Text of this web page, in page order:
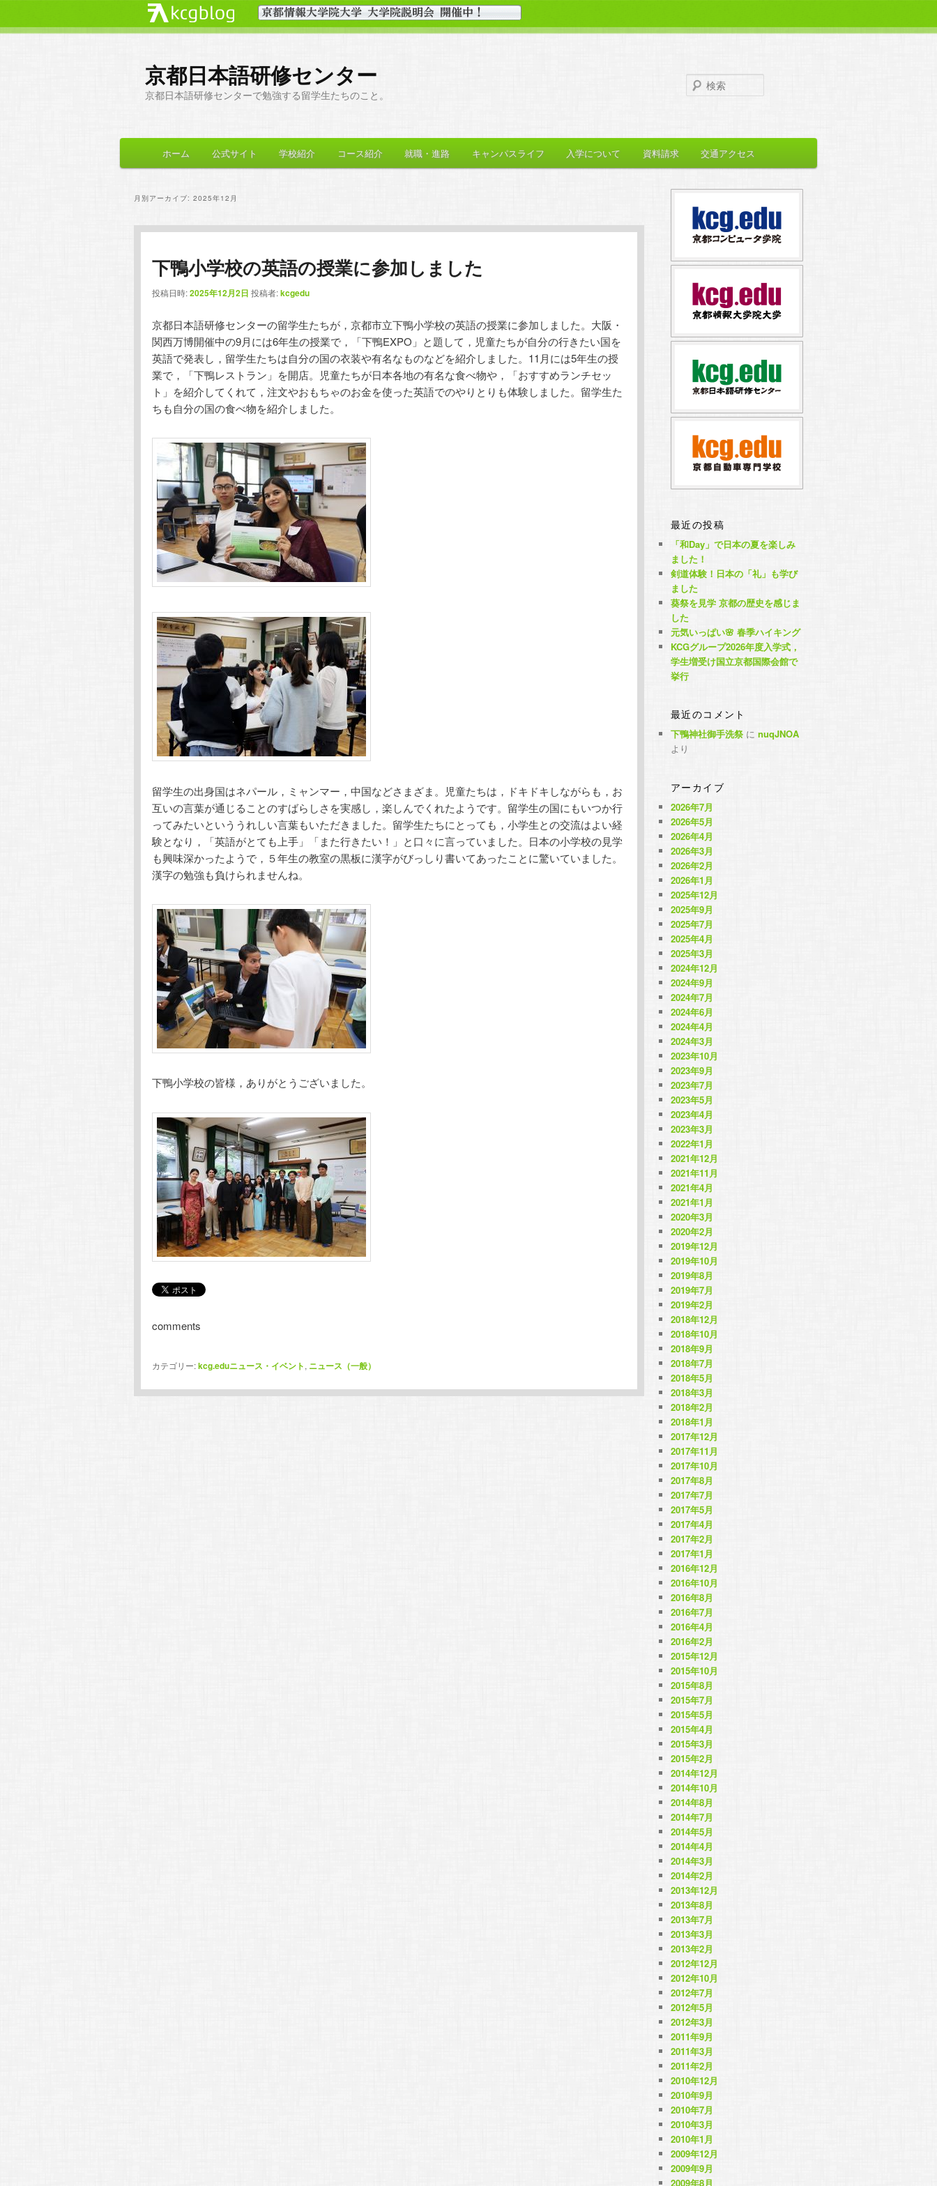
京都日本語研修センター
京都日本語研修センターで勉強する留学生たちのこと。
イ
メ
ン
コ
ン
テ
ン
ツ
移
動
サ
コ
ン
テ
ン
ツ
へ
動
ホーム 公式サイト 学校紹介 コース紹介 就職・進路 キャンパスライフ 入学について 資料請求 交通アクセス
月別アーカイブ: 2025年12月
下鴨小学校の英語の授業に参加しました
投稿日時:2025年12月2日 投稿者:kcgedu
京都日本語研修センターの留学生たちが，京都市立下鴨小学校の英語の授業に参加しました。大阪・
関西万博開催中の9月には6年生の授業で，「下鴨EXPO」と題して，児童たちが自分の行きたい国を
英語で発表し，留学生たちは自分の国の衣装や有名なものなどを紹介しました。11月には5年生の授
業で，「下鴨レストラン」を開店。児童たちが日本各地の有名な食べ物や，「おすすめランチセッ
ト」を紹介してくれて，注文やおもちゃのお金を使った英語でのやりとりも体験しました。留学生た
ちも自分の国の食べ物を紹介しました。
留学生の出身国はネパール，ミャンマー，中国などさまざま。児童たちは，ドキドキしながらも，お
互いの言葉が通じることのすばらしさを実感し，楽しんでくれたようです。留学生の国にもいつか行
ってみたいといううれしい言葉もいただきました。留学生たちにとっても，小学生との交流はよい経
験となり，「英語がとても上手」「また行きたい！」と口々に言っていました。日本の小学校の見学
も興味深かったようで，５年生の教室の黒板に漢字がびっしり書いてあったことに驚いていました。
漢字の勉強も負けられませんね。
下鴨小学校の皆様，ありがとうございました。
comments
カテゴリー:kcg.eduニュース・イベント, ニュース（一般）
最近の投稿
「和Day」で日本の夏を楽しみ
ました！
剣道体験！日本の「礼」も学び
ました
葵祭を見学 京都の歴史を感じま
した
元気いっぱい🌸 春季ハイキング
KCGグループ2026年度入学式，
学生増受け国立京都国際会館で
挙行
最近のコメント
下鴨神社御手洗祭 に nuqJNOA
より
アーカイブ
2026年7月
2026年5月
2026年4月
2026年3月
2026年2月
2026年1月
2025年12月
2025年9月
2025年7月
2025年4月
2025年3月
2024年12月
2024年9月
2024年7月
2024年6月
2024年4月
2024年3月
2023年10月
2023年9月
2023年7月
2023年5月
2023年4月
2023年3月
2022年1月
2021年12月
2021年11月
2021年4月
2021年1月
2020年3月
2020年2月
2019年12月
2019年10月
2019年8月
2019年7月
2019年2月
2018年12月
2018年10月
2018年9月
2018年7月
2018年5月
2018年3月
2018年2月
2018年1月
2017年12月
2017年11月
2017年10月
2017年8月
2017年7月
2017年5月
2017年4月
2017年2月
2017年1月
2016年12月
2016年10月
2016年8月
2016年7月
2016年4月
2016年2月
2015年12月
2015年10月
2015年8月
2015年7月
2015年5月
2015年4月
2015年3月
2015年2月
2014年12月
2014年10月
2014年8月
2014年7月
2014年5月
2014年4月
2014年3月
2014年2月
2013年12月
2013年8月
2013年7月
2013年3月
2013年2月
2012年12月
2012年10月
2012年7月
2012年5月
2012年3月
2011年9月
2011年3月
2011年2月
2010年12月
2010年9月
2010年7月
2010年3月
2010年1月
2009年12月
2009年9月
2009年8月